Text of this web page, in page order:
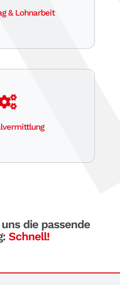
& Lohnarbeit
die passende